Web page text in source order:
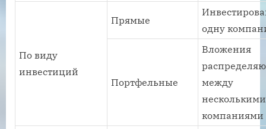
По виду
инвестиций
Прямые
одну
Портфельные
Вложения
между
несколькими
компаниями